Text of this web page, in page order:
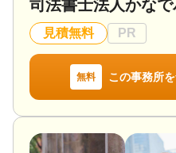
対応体制
訪問可 / 土日相談可 / 初
/ オンライン面談可 / 事
司法書士法人かな
見積無料 PR
無料 この事務所